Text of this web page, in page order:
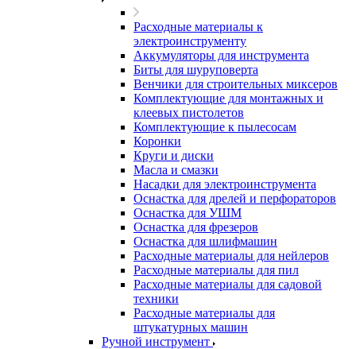
Расходные материалы к
электроинструменту
Аккумуляторы для инструмента
Биты для шуруповерта
Венчики для строительных миксеров
Комплектующие для монтажных и
клеевых пистолетов
Комплектующие к пылесосам
Коронки
Круги и диски
Масла и смазки
Насадки для электроинструмента
Оснастка для дрелей и перфораторов
Оснастка для УШМ
Оснастка для фрезеров
Оснастка для шлифмашин
Расходные материалы для нейлеров
Расходные материалы для пил
Расходные материалы для садовой
техники
Расходные материалы для
штукатурных машин
Ручной инструмент